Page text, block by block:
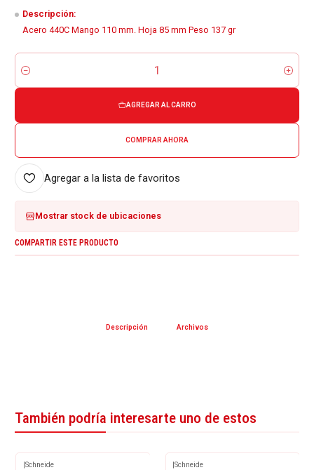
Descripción:
Acero 440C Mango 110 mm. Hoja 85 mm Peso 137 gr
Cantidad
AGREGAR AL CARRO
COMPRAR AHORA
Agregar a la lista de favoritos
Mostrar stock de ubicaciones
COMPARTIR ESTE PRODUCTO
Descripción Archivos
También podría interesarte uno de estos
|Schneide |Schneide